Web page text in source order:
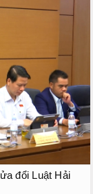
đổi Luật Hải